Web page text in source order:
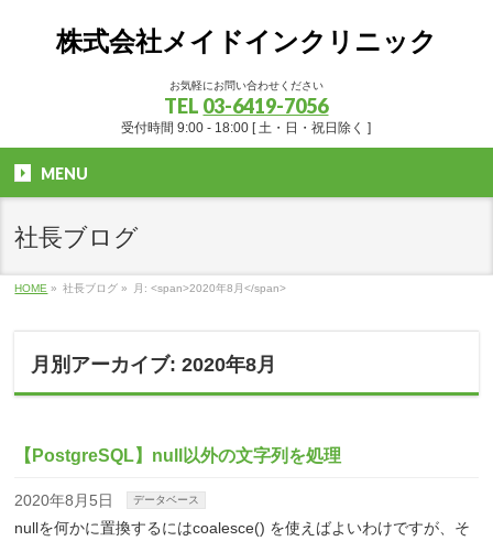
株式会社メイドインクリニック
お気軽にお問い合わせください
TEL 03-6419-7056
受付時間 9:00 - 18:00 [ 土・日・祝日除く ]
MENU
社長ブログ
HOME » 社長ブログ » 月: <span>2020年8月</span>
月別アーカイブ: 2020年8月
【PostgreSQL】null以外の文字列を処理
2020年8月5日 データベース
nullを何かに置換するにはcoalesce() を使えばよいわけですが、そ